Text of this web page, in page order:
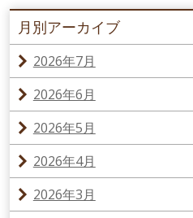
月別アーカイブ
2026年7月
2026年6月
2026年5月
2026年4月
2026年3月